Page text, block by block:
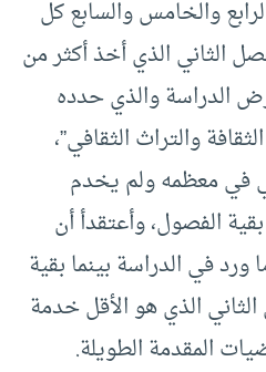
والخامس والسابع كل
الثاني الذي أخذ أكثر من
الدراسة والذي حدده
والتراث الثقافي”،
في معظمه ولم يخدم
الفصول، وأعتقدأ أن
في الدراسة بينما بقية
الذي هو الأقل خدمة
المقدمة الطويلة.